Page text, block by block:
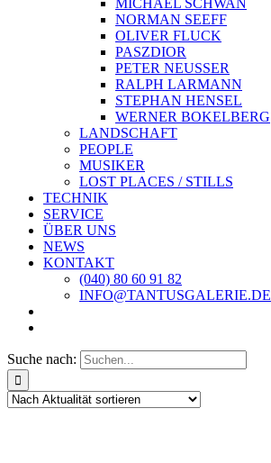
MICHAEL SCHWAN
NORMAN SEEFF
OLIVER FLUCK
PASZDIOR
PETER NEUSSER
RALPH LARMANN
STEPHAN HENSEL
WERNER BOKELBERG
LANDSCHAFT
PEOPLE
MUSIKER
LOST PLACES / STILLS
TECHNIK
SERVICE
ÜBER UNS
NEWS
KONTAKT
(040) 80 60 91 82
INFO@TANTUSGALERIE.DE
Suche nach: